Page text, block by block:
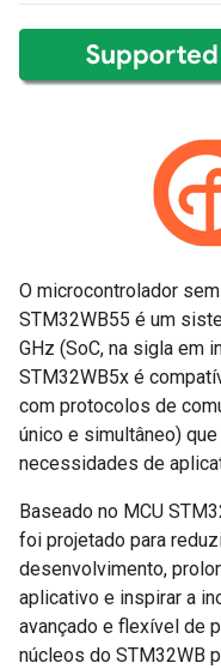
O microcontrolador
STM32WB55 é um
GHz (SoC, na sigla em
STM32WB5x é
com protocolos de
único e simultâneo)
necessidades de
Baseado no MCU
foi projetado para
desenvolvimento,
aplicativo e inspirar a
avançado e flexível de
núcleos do STM32WB